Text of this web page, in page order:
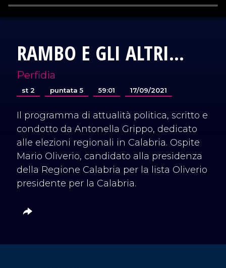
RAMBO E GLI ALTRI...
Perfidia
st 2 puntata 5 59:01 17/09/2021
Il programma di attualità politica, scritto e
condotto da Antonella Grippo, dedicato
alle elezioni regionali in Calabria. Ospite
Mario Oliverio, candidato alla presidenza
della Regione Calabria per la lista Oliverio
presidente per la Calabria.